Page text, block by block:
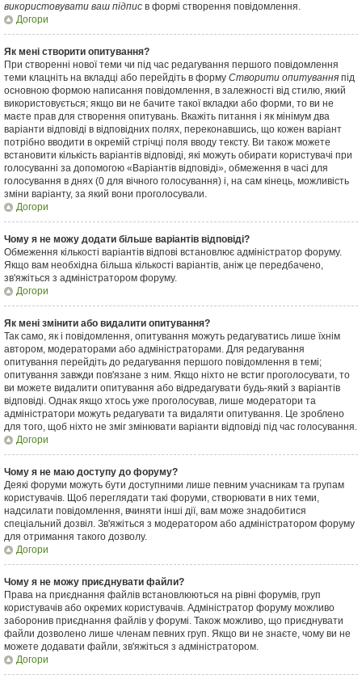
використовувати ваш підпис в формі створення повідомлення.
Догори
Як мені створити опитування?
При створенні нової теми чи під час редагування першого повідомлення
теми клацніть на вкладці або перейдіть в форму Створити опитування під
основною формою написання повідомлення, в залежності від стилю, який
використовується; якщо ви не бачите такої вкладки або форми, то ви не
маєте прав для створення опитувань. Вкажіть питання і як мінімум два
варіанти відповіді в відповідних полях, переконавшись, що кожен варіант
потрібно вводити в окремій стрічці поля вводу тексту. Ви також можете
встановити кількість варіантів відповіді, які можуть обирати користувачі при
голосуванні за допомогою «Варіантів відповіді», обмеження в часі для
голосування в днях (0 для вічного голосування) і, на сам кінець, можливість
зміни варіанту, за який вони проголосували.
Догори
Чому я не можу додати більше варіантів відповіді?
Обмеження кількості варіантів відпові встановлює адміністратор форуму.
Якщо вам необхідна більша кількості варіантів, аніж це передбачено,
зв'яжіться з адміністратором форуму.
Догори
Як мені змінити або видалити опитування?
Так само, як і повідомлення, опитування можуть редагуватись лише їхнім
автором, модераторами або адміністраторами. Для редагування
опитування перейдіть до редагування першого повідомлення в темі;
опитування завжди пов'язане з ним. Якщо ніхто не встиг проголосувати, то
ви можете видалити опитування або відредагувати будь-який з варіантів
відповіді. Однак якщо хтось уже проголосував, лише модератори та
адміністратори можуть редагувати та видаляти опитування. Це зроблено
для того, щоб ніхто не зміг змінювати варіанти відповіді під час голосування.
Догори
Чому я не маю доступу до форуму?
Деякі форуми можуть бути доступними лише певним учасникам та групам
користувачів. Щоб переглядати такі форуми, створювати в них теми,
надсилати повідомлення, вчиняти інші дії, вам може знадобитися
спеціальний дозвіл. Зв'яжіться з модератором або адміністратором форуму
для отримання такого дозволу.
Догори
Чому я не можу приєднувати файли?
Права на приєднання файлів встановлюються на рівні форумів, груп
користувачів або окремих користувачів. Адміністратор форуму можливо
заборонив приєднання файлів у форумі. Також можливо, що приєднувати
файли дозволено лише членам певних груп. Якщо ви не знаєте, чому ви не
можете додавати файли, зв'яжіться з адміністратором.
Догори